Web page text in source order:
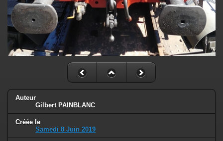
Auteur
Gilbert PAINBLANC
Créée le
Samedi 8 Juin 2019